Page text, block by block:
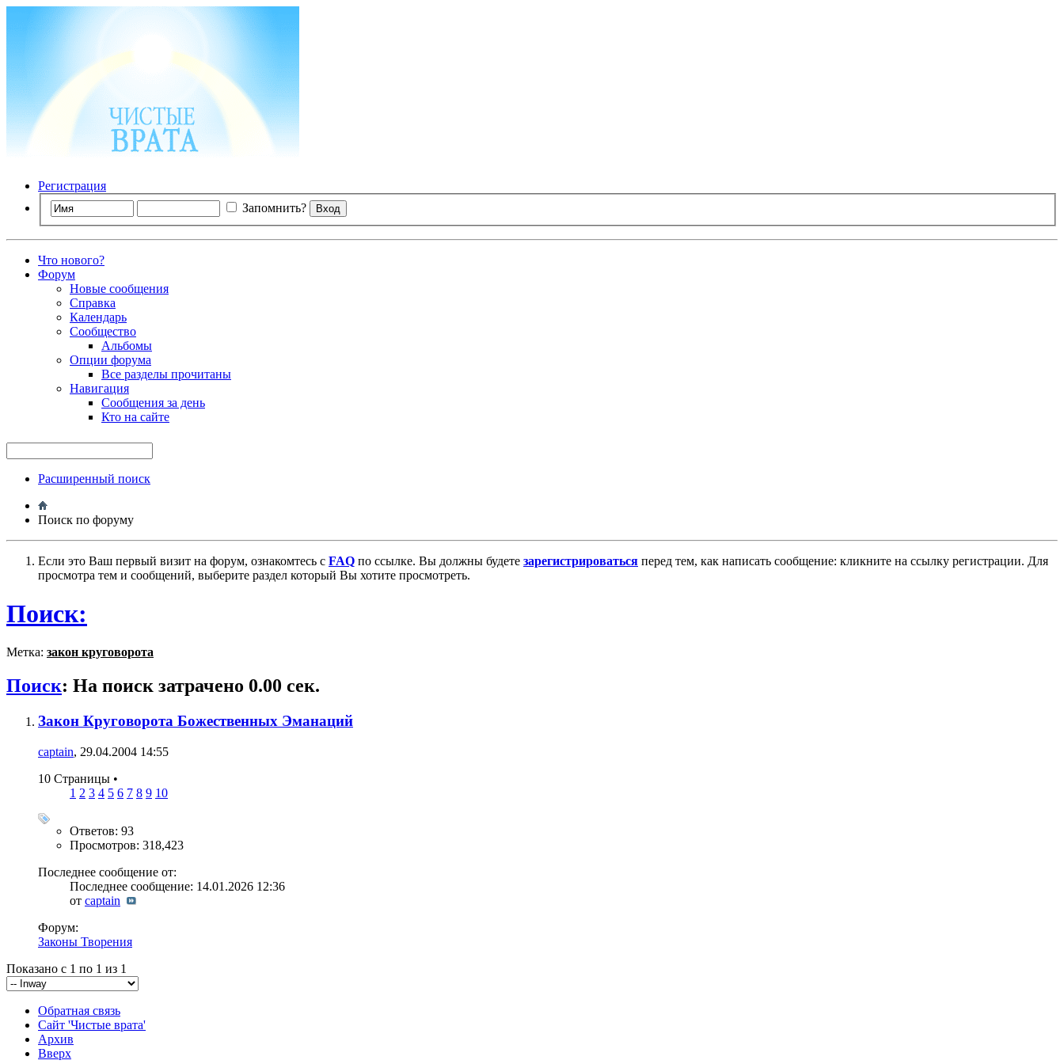
Регистрация
Запомнить?
Что нового?
Форум
Новые сообщения
Справка
Календарь
Сообщество
Альбомы
Опции форума
Все разделы прочитаны
Навигация
Сообщения за день
Кто на сайте
Расширенный поиск
Поиск по форуму
Если это Ваш первый визит на форум, ознакомтесь с FAQ по ссылке. Вы должны будете зарегистрироваться перед тем, как написать сообщение: кликните на ссылку регистрации. Для
просмотра тем и сообщений, выберите раздел который Вы хотите просмотреть.
Поиск:
Метка: закон круговорота
Поиск: На поиск затрачено 0.00 сек.
Закон Круговорота Божественных Эманаций
captain, 29.04.2004 14:55
10 Страницы •
1 2 3 4 5 6 7 8 9 10
Ответов: 93
Просмотров: 318,423
Последнее сообщение от:
Последнее сообщение: 14.01.2026 12:36
от captain
Форум:
Законы Творения
Показано с 1 по 1 из 1
Обратная связь
Сайт 'Чистые врата'
Архив
Вверх